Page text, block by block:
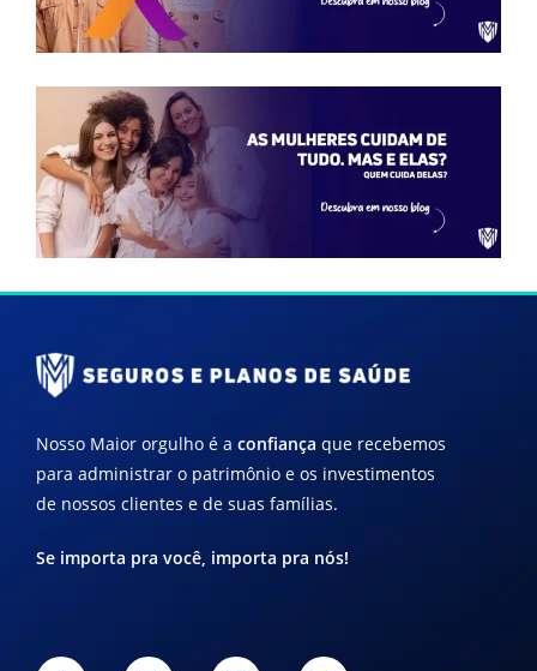
Nosso Maior orgulho é a confiança que recebemos
para administrar o patrimônio e os investimentos
de nossos clientes e de suas famílias.
Se importa pra você, importa pra nós!